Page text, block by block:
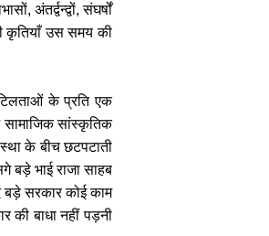
अंतर्द्वन्द्वों, संघर्षों
कृतियाँ उस समय की
के प्रति एक
सामाजिक सांस्कृतिक
के बीच छटपटाती
बड़े भाई राजा साहब
बड़े सरकार कोई काम
की बाधा नहीं पड़नी